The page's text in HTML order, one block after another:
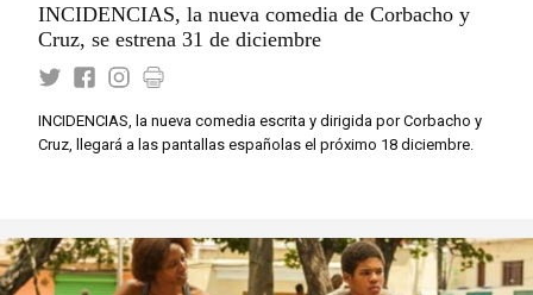
INCIDENCIAS, la nueva comedia de Corbacho y
Cruz, se estrena 31 de diciembre
INCIDENCIAS, la nueva comedia escrita y dirigida por Corbacho y
Cruz, llegará a las pantallas españolas el próximo 18 diciembre.